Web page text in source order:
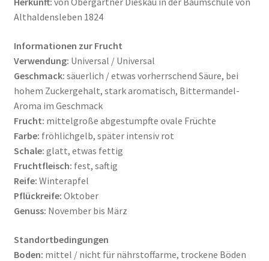
Althaldensleben 1824
Informationen zur Frucht
Verwendung: Universal / Universal
Geschmack: säuerlich / etwas vorherrschend Säure, bei
hohem Zuckergehalt, stark aromatisch, Bittermandel-
Aroma im Geschmack
Frucht: mittelgroße abgestumpfte ovale Früchte
Farbe: fröhlichgelb, später intensiv rot
Schale: glatt, etwas fettig
Fruchtfleisch: fest, saftig
Reife: Winterapfel
Pflückreife: Oktober
Genuss: November bis März
Standortbedingungen
Boden: mittel / nicht für nährstoffarme, trockene Böden